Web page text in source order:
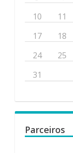
10
11
17
18
24
25
31
Parceiros